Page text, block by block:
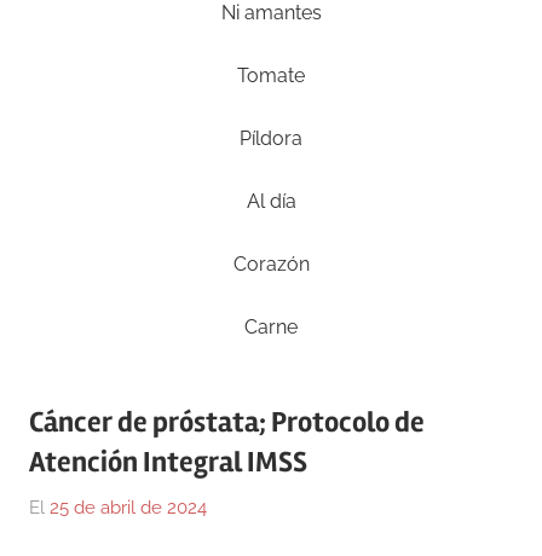
Ni amantes
Tomate
Píldora
Al día
Corazón
Carne
Cáncer de próstata; Protocolo de
Atención Integral IMSS
El 25 de abril de 2024